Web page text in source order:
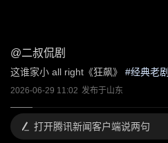
@二叔侃剧
这谁家小 all right《狂飙》 #经典老剧
2026-06-29 11:02 发布于山东
打开腾讯新闻客户端说两句